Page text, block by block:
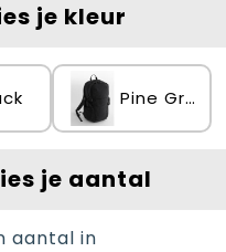
je kleur
Pine Green
je aantal
aantal in